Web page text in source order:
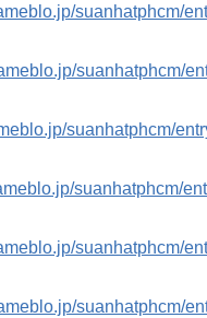
suanhatphcm/
suanhatphcm/
suanhatphcm/
suanhatphcm/
suanhatphcm/
suanhatphcm/